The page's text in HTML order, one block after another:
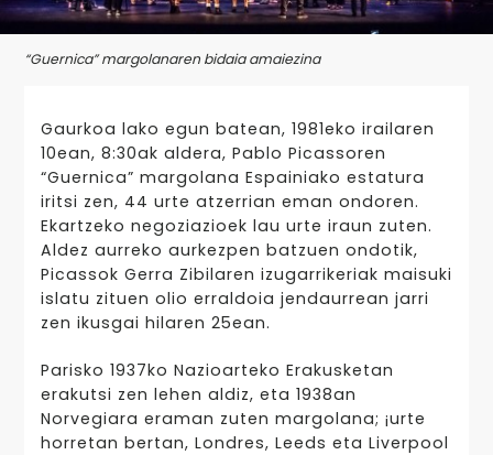
“Guernica” margolanaren bidaia amaiezina
Gaurkoa lako egun batean, 1981eko irailaren
10ean, 8:30ak aldera, Pablo Picassoren
“Guernica” margolana Espainiako estatura
iritsi zen, 44 urte atzerrian eman ondoren.
Ekartzeko negoziazioek lau urte iraun zuten.
Aldez aurreko aurkezpen batzuen ondotik,
Picassok Gerra Zibilaren izugarrikeriak maisuki
islatu zituen olio erraldoia jendaurrean jarri
zen ikusgai hilaren 25ean.
Parisko 1937ko Nazioarteko Erakusketan
erakutsi zen lehen aldiz, eta 1938an
Norvegiara eraman zuten margolana; ¡urte
horretan bertan, Londres, Leeds eta Liverpool